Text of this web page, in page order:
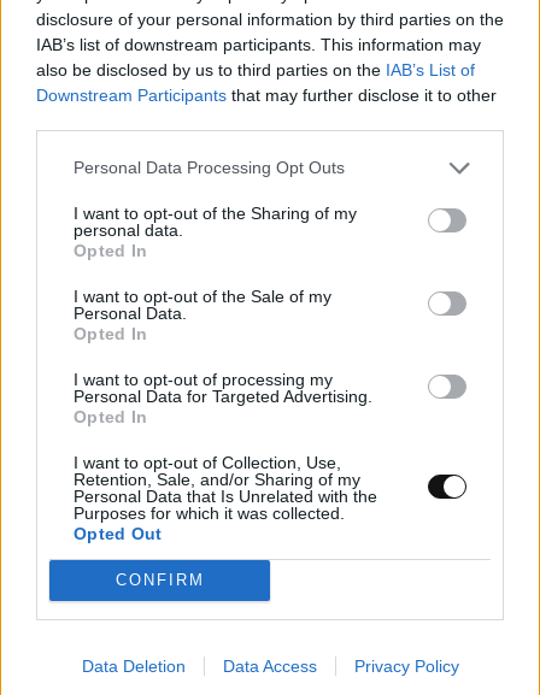
disclosure of your personal information by third parties on the
IAB’s list of downstream participants. This information may
also be disclosed by us to third parties on the IAB’s List of
Downstream Participants that may further disclose it to other
Personal Data Processing Opt Outs
I want to opt-out of the Sharing of my
personal data.
Opted In
I want to opt-out of the Sale of my
Personal Data.
Opted In
I want to opt-out of processing my
Personal Data for Targeted Advertising.
Opted In
I want to opt-out of Collection, Use,
Retention, Sale, and/or Sharing of my
Personal Data that Is Unrelated with the
Purposes for which it was collected.
Opted Out
CONFIRM
Data Deletion Data Access Privacy Policy
το φαγητό παραμένει φρέσκο
ΕΠΙΣΤΉΜΗ 19:00, 08/08/2026
Η Anthropic βελτιώνει τα φίλτρα
ασφαλείας της βιολογίας του Claude Fable
5 για τη μείωση των ψευδών θετικών
αποτελεσμάτων
17:00, 08/08/2026